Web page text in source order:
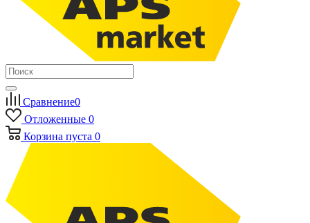
Сравнение0
Отложенные 0
Корзина пуста 0